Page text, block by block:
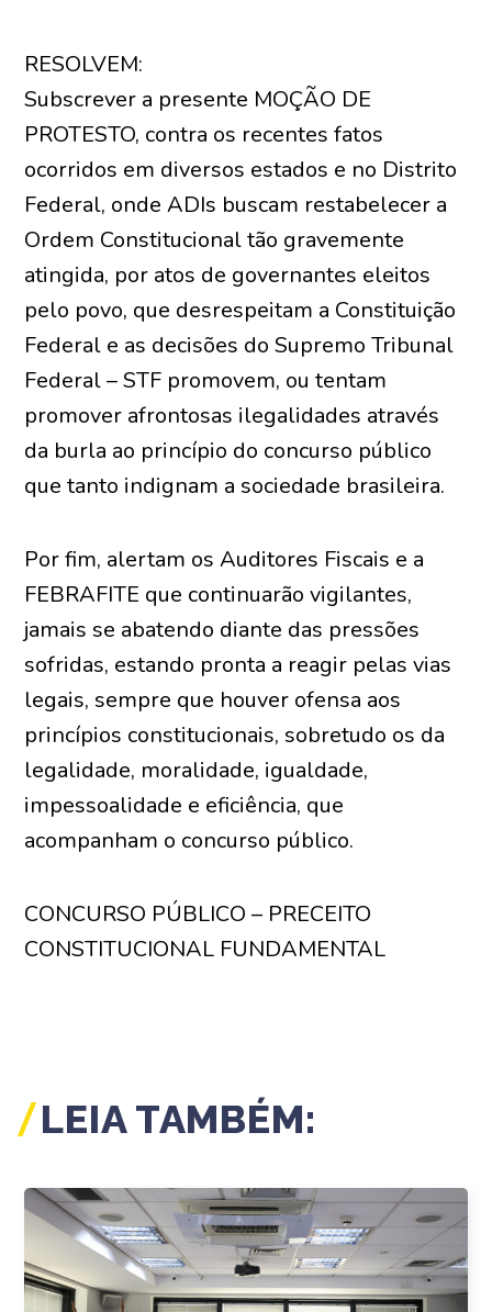
RESOLVEM:
Subscrever a presente MOÇÃO DE
PROTESTO, contra os recentes fatos
ocorridos em diversos estados e no Distrito
Federal, onde ADIs buscam restabelecer a
Ordem Constitucional tão gravemente
atingida, por atos de governantes eleitos
pelo povo, que desrespeitam a Constituição
Federal e as decisões do Supremo Tribunal
Federal – STF promovem, ou tentam
promover afrontosas ilegalidades através
da burla ao princípio do concurso público
que tanto indignam a sociedade brasileira.
Por fim, alertam os Auditores Fiscais e a
FEBRAFITE que continuarão vigilantes,
jamais se abatendo diante das pressões
sofridas, estando pronta a reagir pelas vias
legais, sempre que houver ofensa aos
princípios constitucionais, sobretudo os da
legalidade, moralidade, igualdade,
impessoalidade e eficiência, que
acompanham o concurso público.
CONCURSO PÚBLICO – PRECEITO
CONSTITUCIONAL FUNDAMENTAL
LEIA TAMBÉM: